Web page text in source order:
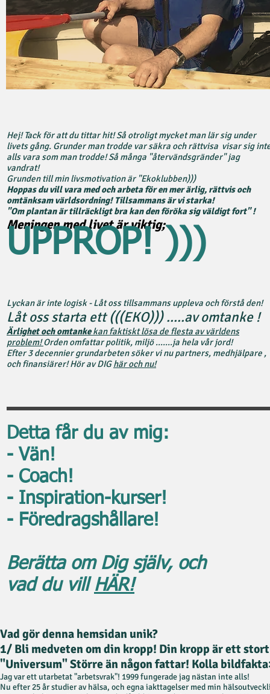
Hej! Tack för att du tittar hit! Så otroligt mycket man lär sig under
livets gång. Grunder man trodde var säkra och rättvisa visar sig
alls vara som man trodde! Så många "återvändsgränder" jag
vandrat!
Grunden till min livsmotivation är "Ekoklubben)))
Hoppas du vill vara med och arbeta för en mer ärlig, rättvis och
omtänksam världsordning! Tillsammans ärvi starka!
"Om plantan är tillräckligt bra kan den föröka sig väldigt fort" !
Meningen med livet är viktig;
Lyckan är inte logisk - Låt oss tillsammans uppleva och förstå den!
Låt oss starta ett (((EKO))) .....av omtanke !
Ärlighet och omtankekan faktiskt lösa de flesta av världens
problem!Orden omfattar politik, miljö .......ja hela vår jord!
Efter 3 decennier grundarbeten söker vi nu partners, medhjälpare ,
och finansiärer! Hör av DIGhär och nu!
UPPROP! )))
Detta får du av mig:
- Vän!
- Coach!
- Inspiration-kurser!
- Föredragshållare!
Berätta om Dig själv, och
vad du vill HÄR!
Vad gör denna hemsidan unik?
1/ Bli medveten om din kropp! Din kropp är ett stort
"Universum" Större än någon fattar! Kolla
Jag var ett utarbetat "arbetsvrak"! 1999 fungerade jag nästan inte alls!
Nu efter 25 år studier av hälsa, och egna iakttagelser med min